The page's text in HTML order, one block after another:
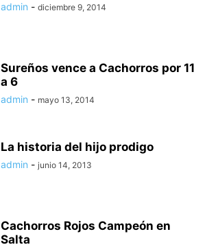
admin - diciembre 9, 2014
Sureños vence a Cachorros por 11
a 6
admin - mayo 13, 2014
La historia del hijo prodigo
admin - junio 14, 2013
Cachorros Rojos Campeón en
Salta